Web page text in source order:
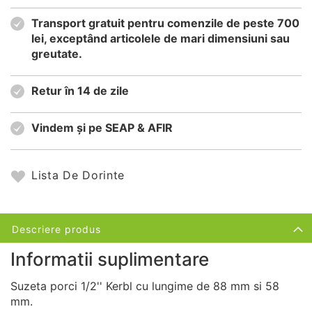
Transport gratuit pentru comenzile de peste 700
lei, exceptând articolele de mari dimensiuni sau
greutate.
Retur în 14 de zile
Vindem și pe SEAP & AFIR
Lista De Dorinte
Descriere produs
Informatii suplimentare
Suzeta porci 1/2'' Kerbl cu lungime de 88 mm si 58
mm.